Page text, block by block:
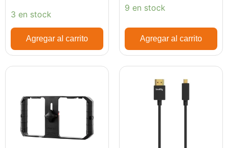
3 en stock
Agregar al carrito
9 en stock
Agregar al carrito